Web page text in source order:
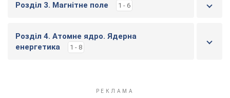
Розділ 3. Магнітне поле 1 - 6
Розділ 4. Атомне ядро. Ядерна
енергетика
1 - 8